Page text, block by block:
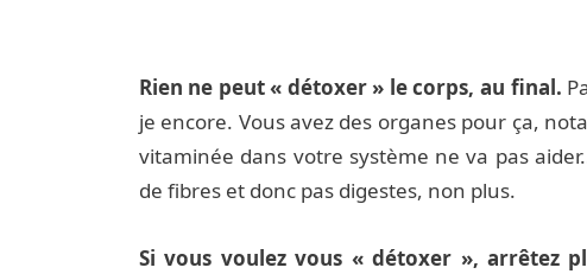
Rien ne peut « détoxer » le corps, au final.
je encore. Vous avez des organes pour ça,
vitaminée dans votre système ne va pas
de fibres et donc pas digestes, non plus.
Si vous voulez vous « détoxer », arrêtez